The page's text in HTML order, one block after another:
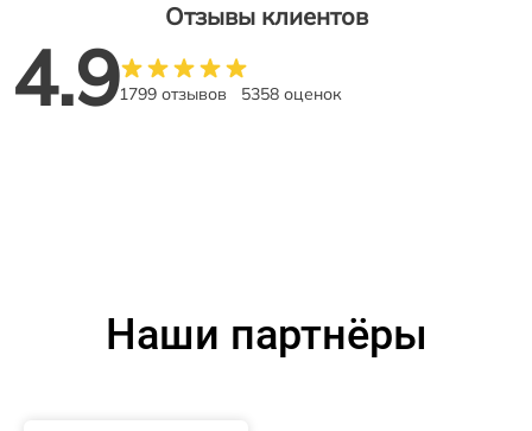
Отзывы клиентов
4.91799 отзывов 5358 оценок
Наши партнёры